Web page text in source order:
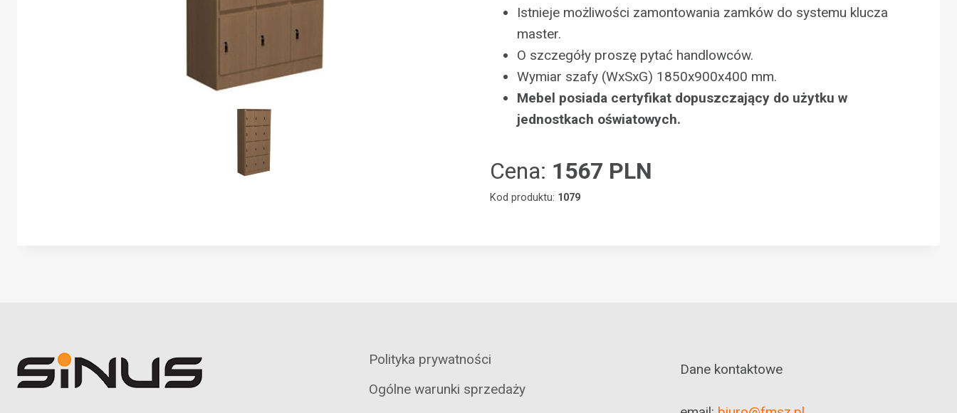
Istnieje możliwości zamontowania zamków do systemu klucza
master.
O szczegóły proszę pytać handlowców.
Wymiar szafy (WxSxG) 1850x900x400 mm.
Mebel posiada certyfikat dopuszczający do użytku w
jednostkach oświatowych.
Cena: 1567 PLN
Kod produktu: 1079
Polityka prywatności
Ogólne warunki sprzedaży
Dane kontaktowe